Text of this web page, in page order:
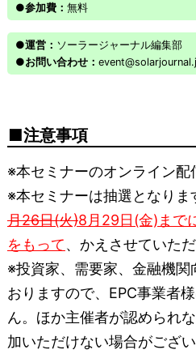
●参加費： 無料
●運営： ソーラージャーナル編集部
●お問い合わせ：
注意事項
※本セミナーのオンライン配
※本セミナーは抽選となりま
月26日(火)8月29日(金)まで
をもって、かえさせていた
※投資家、需要家、金融機
おりますので、EPC事業者
ん。ほか主催者が認められ
加いただけない場合がござ